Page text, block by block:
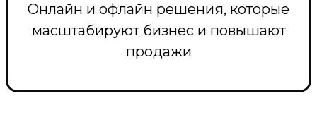
Онлайн и офлайн решения, которые
масштабируют бизнес и повышают
продажи